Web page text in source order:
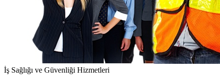
İş Sağlığı ve Güvenliği Hizmetleri